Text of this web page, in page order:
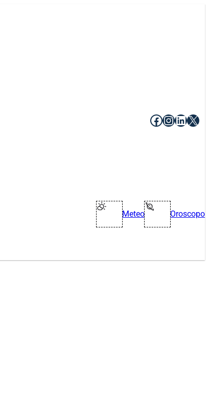
Facebook
X
Meteo Oroscopo